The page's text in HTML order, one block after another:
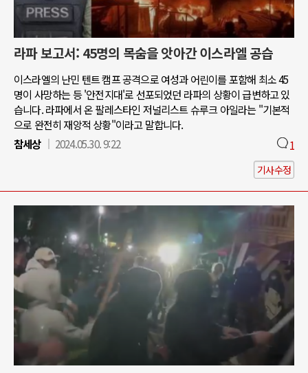
라파 보고서: 45명의 목숨을 앗아간 이스라엘 공습
이스라엘의 난민 텐트 캠프 공격으로 여성과 어린이를 포함해 최소 45
명이 사망하는 등 '안전지대'로 선포되었던 라파의 상황이 급변하고 있
습니다. 라파에서 온 팔레스타인 저널리스트 슈루크 아일라는 "기본적
으로 완전히 재앙적 상황"이라고 말합니다.
참세상
2024.05.30. 9:22 1
기사수정